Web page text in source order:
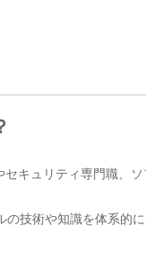
キュリティ専門職、
の技術や知識を体系的